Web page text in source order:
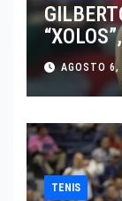
JUGAR
AGOSTO
TENIS